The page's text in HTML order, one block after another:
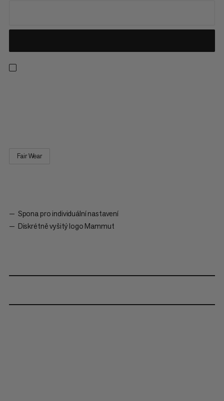
Fair Wear
Spona pro individuální nastavení
Diskrétně vyšitý logo Mammut